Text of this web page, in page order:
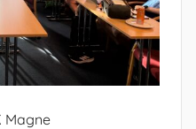
Magne